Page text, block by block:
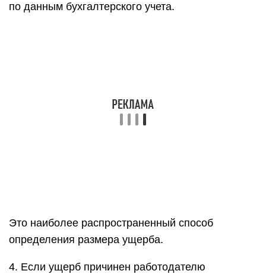
по данным бухгалтерского учета.
Это наиболее распространенный способ
определения размера ущерба.
4. Если ущерб причинен работодателю